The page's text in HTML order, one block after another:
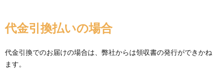
代金引換払いの場合
代金引換でのお届けの場合は、弊社からは領収書の発行ができかね
ます。